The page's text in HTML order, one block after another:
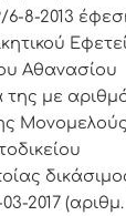
8-2013
Αθανασίου
της με
Μονομελούς
2017 (αριθμ.